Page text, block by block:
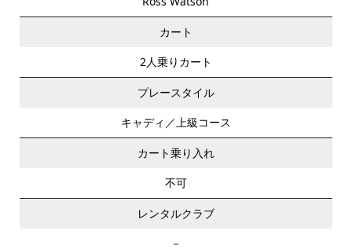
カート
2人乗りカート
プレースタイル
キャディ／上級コース
カート乗り入れ
不可
レンタルクラブ
－